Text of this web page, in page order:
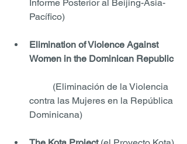
Informe Posterior al Beijing-Asia-
Pacífico)
Elimination of Violence Against
Women in the Dominican Republic
contra las Mujeres en la República
Dominicana)